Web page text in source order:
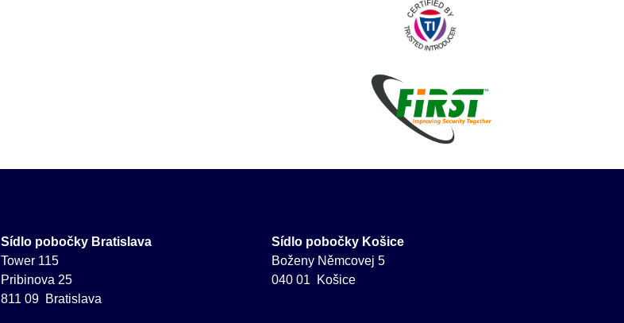
Sídlo pobočky Bratislava
Tower 115
Pribinova 25
811 09 Bratislava
Sídlo pobočky Košice
Boženy Němcovej 5
040 01 Košice